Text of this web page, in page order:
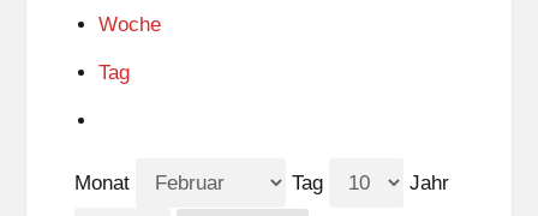
Woche
Tag
Monat Tag Jahr